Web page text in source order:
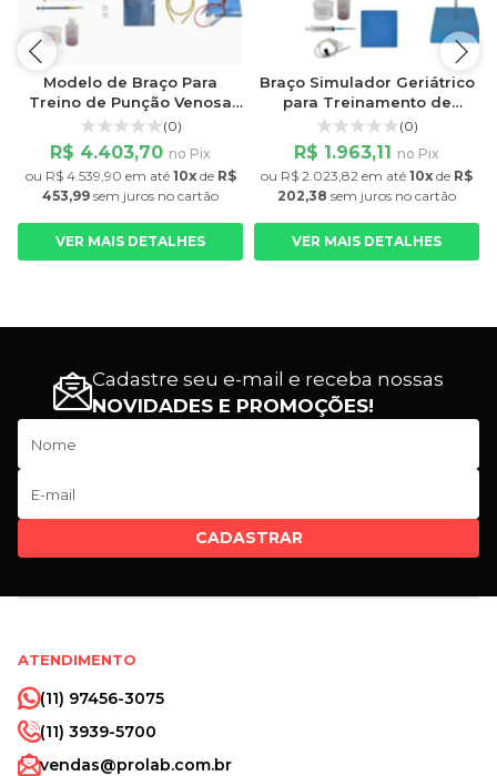
Modelo de Braço Para
Treino de Punção Venosa
Premium(0)
R$ 4.403,70 no Pix
ou R$ 4.539,90 em até 10xde R$
453,99 sem juros no cartão
VER MAIS DETALHES
Braço Simulador Geriátrico
para Treinamento de
Injeção e Punção Venosa
(0)
R$ 1.963,11
no Pix
ou R$ 2.023,82 em até 10x de R$
202,38 sem juros no cartão
VER MAIS DETALHES
Cadastre seu e-mail e receba nossas
NOVIDADES E PROMOÇÕES!
CADASTRAR
ATENDIMENTO
(11) 97456-3075
(11) 3939-5700
vendas@prolab.com.br